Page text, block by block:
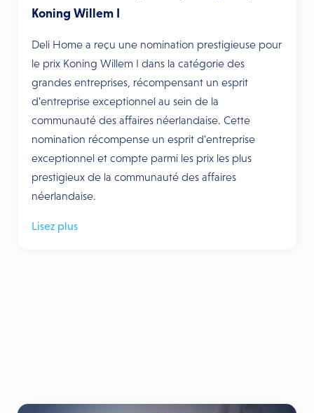
Koning Willem I
Deli Home a reçu une nomination prestigieuse pour
le prix Koning Willem I dans la catégorie des
grandes entreprises, récompensant un esprit
d'entreprise exceptionnel au sein de la
communauté des affaires néerlandaise. Cette
nomination récompense un esprit d'entreprise
exceptionnel et compte parmi les prix les plus
prestigieux de la communauté des affaires
néerlandaise.
Lisez plus